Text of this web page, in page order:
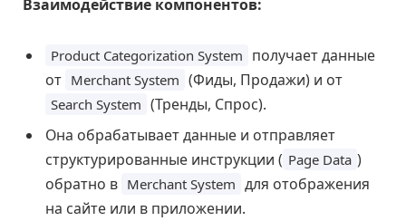
Взаимодействие компонентов:
Product Categorization System получает данные
от Merchant System (Фиды, Продажи) и от
Search System (Тренды, Спрос).
Она обрабатывает данные и отправляет
структурированные инструкции ( Page Data )
обратно в Merchant System для отображения
на сайте или в приложении.